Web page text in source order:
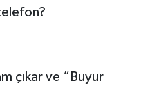
çıkar ve “Buyur